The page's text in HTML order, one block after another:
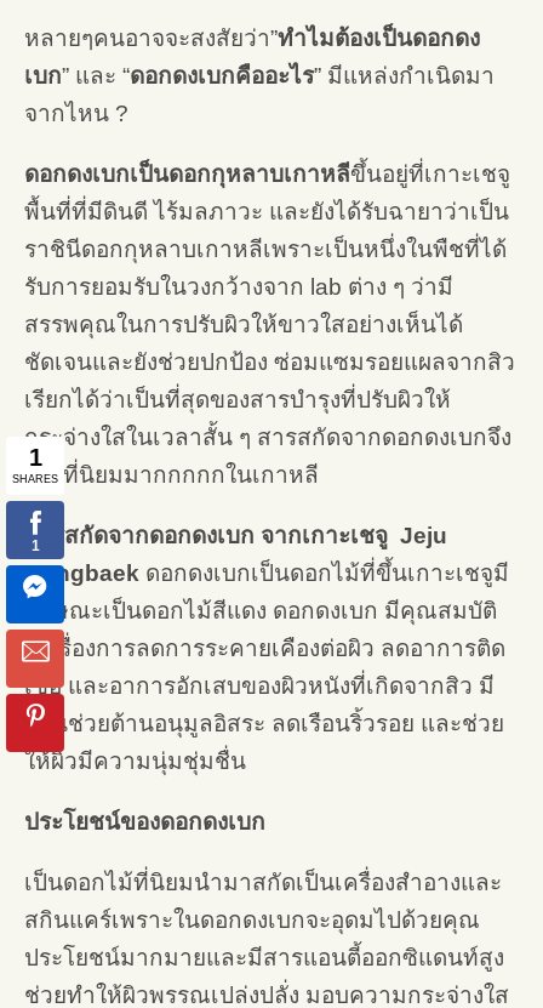
หลายๆคนอาจจะสงสัยว่า”ทำไมต้องเป็นดอกดง
เบก” และ “ดอกดงเบกคืออะไร” มีแหล่งกำเนิดมา
จากไหน ?
ดอกดงเบกเป็นดอกกุหลาบเกาหลีขึ้นอยู่ที่เกาะเชจู
พื้นที่ที่มีดินดี ไร้มลภาวะ และยังได้รับฉายาว่าเป็น
ราชินีดอกกุหลาบเกาหลีเพราะเป็นหนึ่งในพืชที่ได้
รับการยอมรับในวงกว้างจาก lab ต่าง ๆ ว่ามี
สรรพคุณในการปรับผิวให้ขาวใสอย่างเห็นได้
ชัดเจนและยังช่วยปกป้อง ซ่อมแซมรอยแผลจากสิว
เรียกได้ว่าเป็นที่สุดของสารบำรุงที่ปรับผิวให้
กระจ่างใสในเวลาสั้น ๆ สารสกัดจากดอกดงเบกจึง
เป็นที่นิยมมากกกกกในเกาหลี
สารสกัดจากดอกดงเบก จากเกาะเชจู Jeju
Dongbaek ดอกดงเบกเป็นดอกไม้ที่ขึ้นเกาะเชจูมี
ลักษณะเป็นดอกไม้สีแดง ดอกดงเบก มีคุณสมบัติ
ในเรื่องการลดการระคายเคืองต่อผิว ลดอาการติด
เชื้อ และอาการอักเสบของผิวหนังที่เกิดจากสิว มี
ส่วนช่วยต้านอนุมูลอิสระ ลดเรือนริ้วรอย และช่วย
ให้ผิวมีความนุ่มชุ่มชื่น
ประโยชน์ของดอกดงเบก
เป็นดอกไม้ที่นิยมนำมาสกัดเป็นเครื่องสำอางและ
สกินแคร์เพราะในดอกดงเบกจะอุดมไปด้วยคุณ
ประโยชน์มากมายและมีสารแอนตี้ออกซิแดนท์สูง
ช่วยทำให้ผิวพรรณเปล่งปลั่ง มอบความกระจ่างใส